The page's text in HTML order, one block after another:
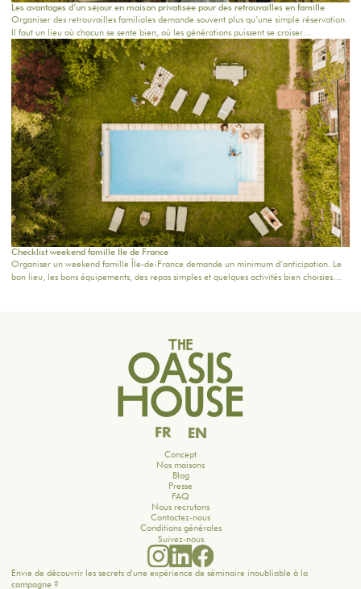
Les avantages d’un séjour en maison privatisée pour des retrouvailles en famille
Organiser des retrouvailles familiales demande souvent plus qu’une simple réservation.
Il faut un lieu où chacun se sente bien, où les générations puissent se croiser
naturellement, où les repas durent un peu plus longtemps et où les souvenirs se créent
sans effort.Un séjour en maison privatisée pour des retrouvailles en famille offre
justement cette liberté rare : être ensemble, vraiment, dans un cadre intime,
confortable et chaleureux.Chez The Oasis House, nous imaginons des maisons de
campagne proches de Paris pour les familles qui veulent se retrouver au vert, célébrer
une occasion ou simplement partager un week-end hors du quotidien.
Checklist weekend famille Ile de France
Organiser un weekend famille Île-de-France demande un minimum d’anticipation. Le
bon lieu, les bons équipements, des repas simples et quelques activités bien choisies
FR EN
Concept
Nos maisons
Blog
Presse
FAQ
Nous recrutons
Contactez-nous
Conditions générales
Suivez-nous
Envie de découvrir les secrets d'une expérience de séminaire inoubliable à la
campagne ?